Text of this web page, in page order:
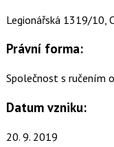
Legionářská 1319/10,
Právní forma:
Společnost s ručením
Datum vzniku:
20. 9. 2019